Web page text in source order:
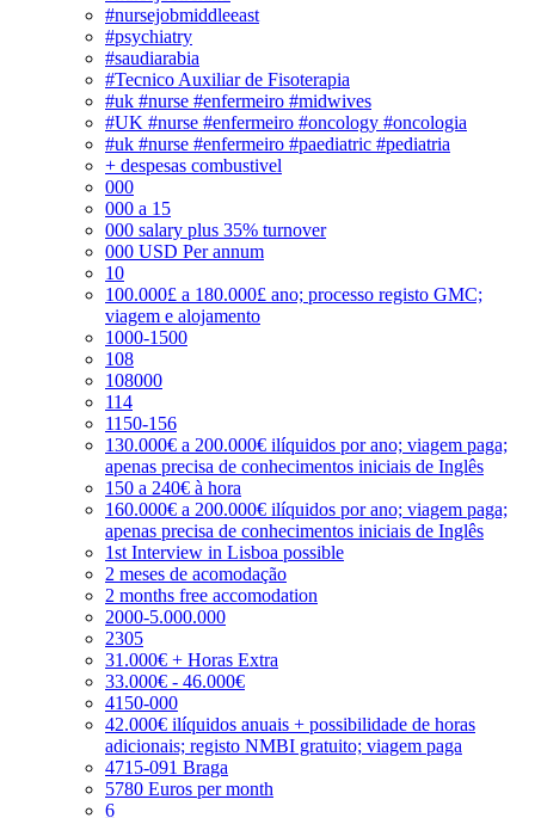
#nursejobmiddleeast
#psychiatry
#saudiarabia
#Tecnico Auxiliar de Fisoterapia
#uk #nurse #enfermeiro #midwives
#UK #nurse #enfermeiro #oncology #oncologia
#uk #nurse #enfermeiro #paediatric #pediatria
+ despesas combustivel
000
000 a 15
000 salary plus 35% turnover
000 USD Per annum
10
100.000£ a 180.000£ ano; processo registo GMC;
viagem e alojamento
1000-1500
108
108000
114
1150-156
130.000€ a 200.000€ ilíquidos por ano; viagem paga;
apenas precisa de conhecimentos iniciais de Inglês
150 a 240€ à hora
160.000€ a 200.000€ ilíquidos por ano; viagem paga;
apenas precisa de conhecimentos iniciais de Inglês
1st Interview in Lisboa possible
2 meses de acomodação
2 months free accomodation
2000-5.000.000
2305
31.000€ + Horas Extra
33.000€ - 46.000€
4150-000
42.000€ ilíquidos anuais + possibilidade de horas
adicionais; registo NMBI gratuito; viagem paga
4715-091 Braga
5780 Euros per month
6